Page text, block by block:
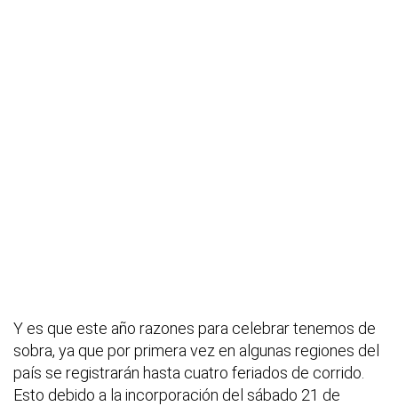
Y es que este año razones para celebrar tenemos de
sobra, ya que por primera vez en algunas regiones del
país se registrarán hasta cuatro feriados de corrido.
Esto debido a la incorporación del sábado 21 de